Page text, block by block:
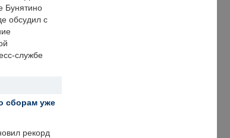
Бунятино
обсудил с
службе
сборам уже
рекорд